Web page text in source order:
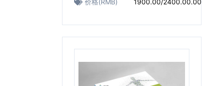
价格(RMB)
1900.00/2400.00.00